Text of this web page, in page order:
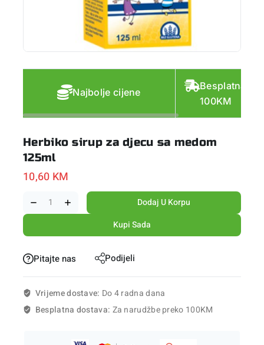
Najbolje cijene
Besplatna
100KM
Herbiko sirup za djecu sa medom
125ml
10,60 KM
Dodaj U Korpu
Kupi Sada
Pitajte nas Podijeli
Vrijeme dostave: Do 4 radna dana
Besplatna dostava: Za narudžbe preko 100KM